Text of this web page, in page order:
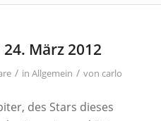
März 2012
/ in Allgemein / von carlo
des Stars dieses